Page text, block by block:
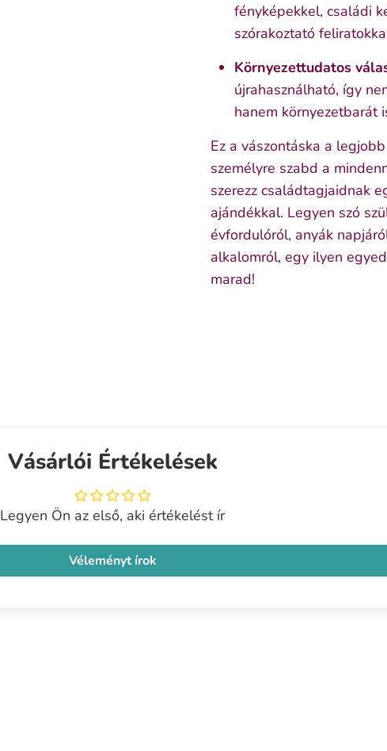
fényképekkel, családi
szórakoztató
Környezettudatos
újrahasználható, így
hanem környezetbarát
Ez a vászontáska a
személyre szabd a
szerezz családtagjaidnak
ajándékkal. Legyen szó
évfordulóról, anyák
alkalomról, egy ilyen
marad!
Vásárlói Értékelések
Legyen Ön az első, aki értékelést ír
Véleményt írok